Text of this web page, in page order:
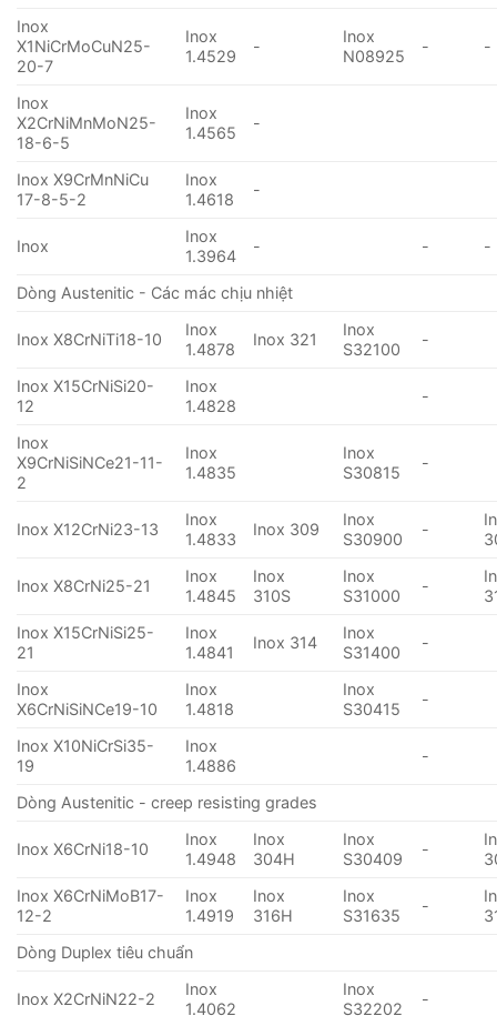
Inox
X1NiCrMoCuN25-
20-7
Inox
1.4529
-
Inox
N08925
- -
Inox
X2CrNiMnMoN25-
18-6-5
Inox
1.4565
-
Inox X9CrMnNiCu
17-8-5-2
Inox
1.4618
-
Inox
Inox
1.3964
- - -
Dòng Austenitic - Các mác chịu nhiệt
Inox X8CrNiTi18-10
Inox
1.4878
Inox 321
Inox
S32100
-
Inox X15CrNiSi20-
12
Inox
1.4828
-
Inox
X9CrNiSiNCe21-11-
2
Inox
1.4835
Inox
S30815
-
Inox X12CrNi23-13
Inox
1.4833
Inox 309
Inox
S30900
-
Inox X8CrNi25-21
Inox
1.4845
Inox
310S
Inox
S31000
-
Inox X15CrNiSi25-
21
Inox
1.4841
Inox 314
Inox
S31400
-
Inox
X6CrNiSiNCe19-10
Inox
1.4818
Inox
S30415
-
Inox X10NiCrSi35-
19
Inox
1.4886
-
Dòng Austenitic - creep resisting grades
Inox X6CrNi18-10
Inox
1.4948
Inox
304H
Inox
S30409
-
Inox X6CrNiMoB17-
12-2
Inox
1.4919
Inox
316H
Inox
S31635
-
Dòng Duplex tiêu chuẩn
Inox X2CrNiN22-2
Inox
1.4062
Inox
S32202
-